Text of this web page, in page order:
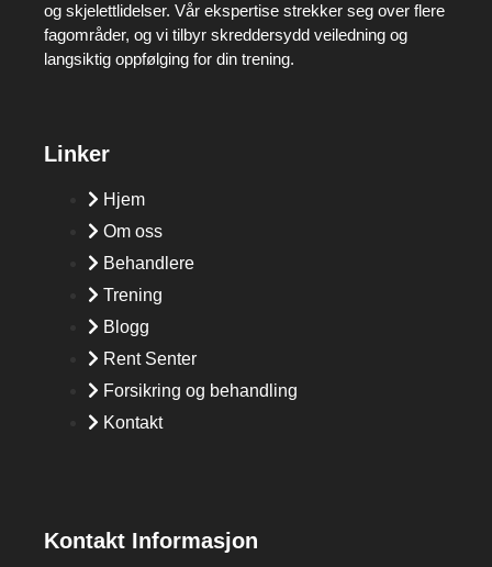
og skjelettlidelser. Vår ekspertise strekker seg over flere
fagområder, og vi tilbyr skreddersydd veiledning og
langsiktig oppfølging for din trening.
Linker
Hjem
Om oss
Behandlere
Trening
Blogg
Rent Senter
Forsikring og behandling
Kontakt
Kontakt Informasjon